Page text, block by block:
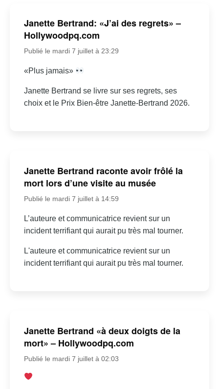
Janette Bertrand: «J’ai des regrets» –
Hollywoodpq.com
Publié le mardi 7 juillet à 23:29
«Plus jamais»
Janette Bertrand se livre sur ses regrets, ses
choix et le Prix Bien-être Janette-Bertrand 2026.
Janette Bertrand raconte avoir frôlé la
mort lors d’une visite au musée
Publié le mardi 7 juillet à 14:59
L’auteure et communicatrice revient sur un
incident terrifiant qui aurait pu très mal tourner.
L'auteure et communicatrice revient sur un
incident terrifiant qui aurait pu très mal tourner.
Janette Bertrand «à deux doigts de la
mort» – Hollywoodpq.com
Publié le mardi 7 juillet à 02:03